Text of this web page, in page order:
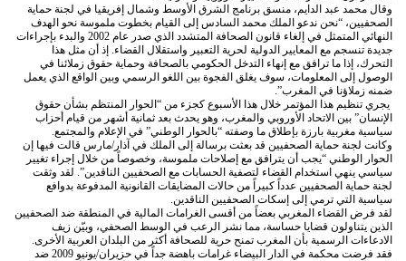
وقال محمد عبد الدايم، منسق برنامج الشرق الأوسط وشمال إفريقيا في لجنة حماية
الصحفيين، “نحن ندعو الملك محمد السادس إلى القيام بخطوت ملموسة نحو الهدف
النهائي المتمثل في إلغاء قانون الصحافة المتشدد الذي صدر عام 2002 والبدء بإجراءات
جديدة تنسجم مع المعايير الدولية لحرية التعبير واستقلال القضاء. إذ أن مثل هذا
التحرك، إذا ما ترافق مع إنهاء التدخل الحكومي بالصحافة وحماية حقوق زملائنا في
الوصول إلى المعلومات، سوف يغلق الفجوة بين اللغو الرسمي وبين الواقع الذي يعمل
ضمنه زملاؤنا في المغرب”.
يجري تنظيم هذا المؤتمر خلال هذا الأسبوع كجزء من “الحوار المنتظم بشأن حقوق
الإنسان” بين الاتحاد الأوروبي والمغرب، وهو يحدث بعد ثمانية أشهر من قيام أحزاب
سياسية مغربية بارزة بإطلاق ما وصفته “بالحوار الوطني” في الإعلام والمجتمع.
وكانت لجنة حماية الصحفيين قد بعثت برسالة إلى الملك في آذار/مارس قالت فيها إن
الحوار الوطني “يجب أن يترافق مع إصلاحات ملموسة، وخصوصاً من خلال إجراء تغيير
سياسي ينهي استخدام القضاء لتصفية الحسابات مع الصحفيين الناقدين”. لقد وثقت
لجنة حماية الصحفيين عدداً كبيراً من حالات المضايقات القانونية المدفوعة بدوافع
سياسية التي ترمي إلى إسكات الصحفيين الناقدين.
لقد فرض القضاء المغربي بعضاً من أقسى الغرامات المالية في المنطقة ضد الصحفيين
الذين يتناولون قضايا حساسة، مما نشر الرعب في الوسط الصحفي، وبيّن زيف
الادعاءات الرسمية بأن المغرب تمنح حرية للصحافة أكثر من البلدان العربية الأخرى.
فقد فرضت محكمة في الدار البيضاء غرامات باهضة جداً في حزيران/يونيو 2009 ضد